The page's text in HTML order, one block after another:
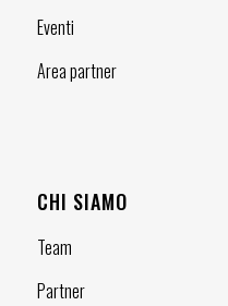
Eventi
Area partner
CHI SIAMO
Team
Partner